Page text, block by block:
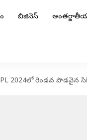
బిజినెస్
IPL 2024లో రెండవ